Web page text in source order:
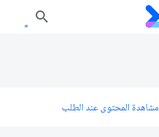
مشاهدة المحتوى عند الطلب